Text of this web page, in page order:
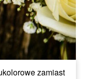
zamiast